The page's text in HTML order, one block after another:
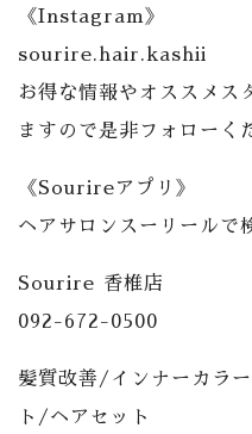
《Instagram》
sourire.hair.kashii
お得な情報やオススメス
ますので是非フォローく
《Sourireアプリ》
ヘアサロンスーリールで
Sourire 香椎店
092-672-0500
髪質改善/インナーカラ
ト/ヘアセット